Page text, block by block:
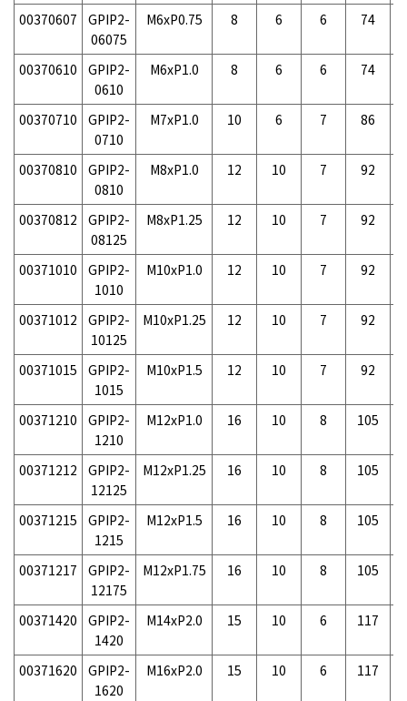
00370607
GPIP2-
06075
M6xP0.75 8 6 6 74
00370610
GPIP2-
0610
M6xP1.0 8 6 6 74
00370710
GPIP2-
0710
M7xP1.0 10 6 7 86
00370810
GPIP2-
0810
M8xP1.0 12 10 7 92
00370812
GPIP2-
08125
M8xP1.25 12 10 7 92
00371010
GPIP2-
1010
M10xP1.0 12 10 7 92
00371012
GPIP2-
10125
M10xP1.25 12 10 7 92
00371015
GPIP2-
1015
M10xP1.5 12 10 7 92
00371210
GPIP2-
1210
M12xP1.0 16 10 8 105
00371212
GPIP2-
12125
M12xP1.25 16 10 8 105
00371215
GPIP2-
1215
M12xP1.5 16 10 8 105
00371217
GPIP2-
12175
M12xP1.75 16 10 8 105
00371420
GPIP2-
1420
M14xP2.0 15 10 6 117
00371620
GPIP2-
1620
M16xP2.0 15 10 6 117